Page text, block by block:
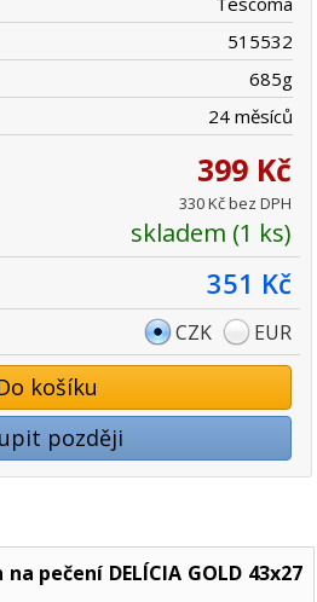
515532
685g
24 měsíců
399 Kč
330 Kč bez DPH
skladem (1 ks)
351 Kč
CZK EUR
košíku
později
pečení DELÍCIA GOLD 43x27